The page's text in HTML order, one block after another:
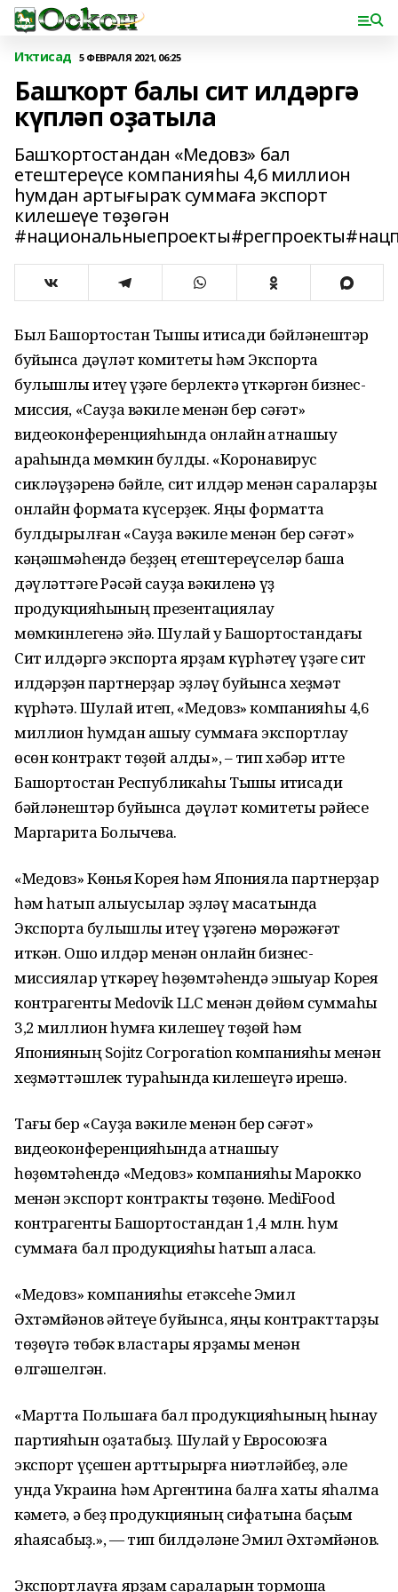
Иҡтисад 5 ФЕВРАЛЯ 2021, 06:25
Башҡорт балы сит илдәргә
күпләп оҙатыла
Башҡортостандан «Медовз» бал
етештереүсе компанияһы 4,6 миллион
һумдан артығыраҡ суммаға экспорт
килешеүе төҙөгән
Был Башҡортостан Тышҡы иҡтисади бәйләнештәр
буйынса дәүләт комитеты һәм Экспортҡа
булышлыҡ итеү үҙәге берлектә үткәргән бизнес-
миссия, «Сауҙа вәкиле менән бер сәғәт»
видеоконференцияһында онлайн ҡатнашыу
арҡаһында мөмкин булды. «Коронавирус
сикләүҙәренә бәйле, сит илдәр менән сараларҙы
онлайн форматҡа күсерҙек. Яңы форматта
булдырылған «Сауҙа вәкиле менән бер сәғәт»
кәңәшмәһендә беҙҙең етештереүселәр башҡа
дәүләттәге Рәсәй сауҙа вәкиленә үҙ
продукцияһының презентациялау
мөмкинлегенә эйә. Шулай уҡ Башҡортостандағы
Сит илдәргә экспортҡа ярҙам күрһәтеү үҙәге сит
илдәрҙән партнерҙар эҙләү буйынса хеҙмәт
күрһәтә. Шулай итеп, «Медовз» компанияһы 4,6
миллион һумдан ашыу суммаға экспортлау
өсөн контракт төҙөй алды», – тип хәбәр итте
Башҡортостан Республикаһы Тышҡы иҡтисади
бәйләнештәр буйынса дәүләт комитеты рәйесе
Маргарита Болычева.
«Медовз» Көньяҡ Корея һәм Японияла партнерҙар
һәм һатып алыусылар эҙләү маҡсатында
Экспортҡа булышлыҡ итеү үҙәгенә мөрәжәғәт
иткән. Ошо илдәр менән онлайн бизнес-
миссиялар үткәреү һөҙөмтәһендә эшҡыуар Корея
контрагенты Medovik LLC менән дөйөм суммаһы
3,2 миллион һумға килешеү төҙөй һәм
Японияның Sojitz Corporation компанияһы менән
хеҙмәттәшлек тураһында килешеүгә ирешә.
Тағы бер «Сауҙа вәкиле менән бер сәғәт»
видеоконференцияһында ҡатнашыу
һөҙөмтәһендә «Медовз» компанияһы Марокко
менән экспорт контракты төҙөнө. MediFood
контрагенты Башҡортостандан 1,4 млн. һум
суммаға бал продукцияһы һатып аласаҡ.
«Медовз» компанияһы етәксеһе Эмил
Әхтәмйәнов әйтеүе буйынса, яңы контракттарҙы
төҙөүгә төбәк властары ярҙамы менән
өлгәшелгән.
«Мартта Польшаға бал продукцияһының һынау
партияһын оҙатабыҙ. Шулай уҡ Евросоюзға
экспорт үҫешен арттырырға ниәтләйбеҙ, әле
унда Украина һәм Аргентина балға хаҡты яһалма
кәметә, ә беҙ продукцияның сифатына баҫым
яһаясаҡбыҙ.», — тип билдәләне Эмил Әхтәмйәнов.
Экспортлауға ярҙам сараларын тормошҡа